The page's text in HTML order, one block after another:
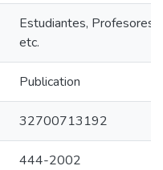
Estudiantes, Profesores,
etc.
Publication
32700713192
444-2002